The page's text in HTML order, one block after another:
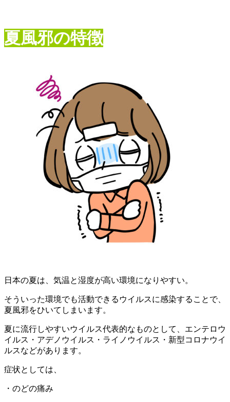
夏風邪の特徴
日本の夏は、気温と湿度が高い環境になりやすい。
そういった環境でも活動できるウイルスに感染することで、
夏風邪をひいてしまいます。
夏に流行しやすいウイルス代表的なものとして、エンテロウ
イルス・アデノウイルス・ライノウイルス・新型コロナウイ
ルスなどがあります。
症状としては、
・のどの痛み